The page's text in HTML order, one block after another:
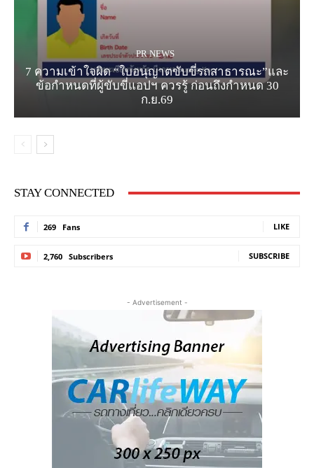
PR NEWS
7 ความเข้าใจผิด “ใบอนุญาตขับขี่รถสาธารณะ”และ
ข้อกำหนดที่ผู้ขับขี่แอปฯ ควรรู้ ก่อนถึงกำหนด 30
ก.ย.69
STAY CONNECTED
269 Fans LIKE
2,760 Subscribers SUBSCRIBE
- Advertisement -